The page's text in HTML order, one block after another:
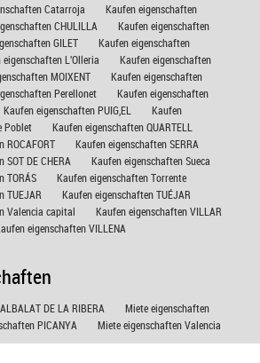
Catarroja
Kaufen eigenschaften
CHULILLA
Kaufen eigenschaften
GILET
Kaufen eigenschaften
eigenschaften L'Olleria
Kaufen eigenschaften
MOIXENT
Kaufen eigenschaften
Perellonet
Kaufen eigenschaften
Kaufen eigenschaften PUIG,EL
Kaufen
Poblet
Kaufen eigenschaften QUARTELL
ROCAFORT
Kaufen eigenschaften SERRA
DE CHERA
Kaufen eigenschaften Sueca
TORÁS
Kaufen eigenschaften Torrente
TUEJAR
Kaufen eigenschaften TUÉJAR
Valencia capital
Kaufen eigenschaften VILLAR
eigenschaften VILLENA
DE LA RIBERA
Miete eigenschaften
PICANYA
Miete eigenschaften Valencia